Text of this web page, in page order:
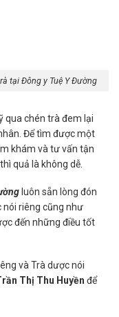
tại Đông y Tuệ Y Đường
qua chén trà đem lại
Để tìm được một
khám và tư vấn tận
quả là không dễ.
luôn sẵn lòng đón
nói riêng cũng như
đến những điều tốt
và Trà dược nói
Thị Thu Huyền để